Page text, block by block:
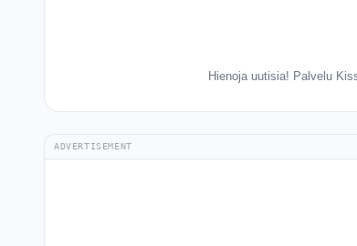
Hienoja uutisia! Palvelu
ADVERTISEMENT